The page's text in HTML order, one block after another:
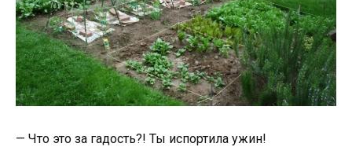
— Что это за гадость?! Ты испортила ужин!